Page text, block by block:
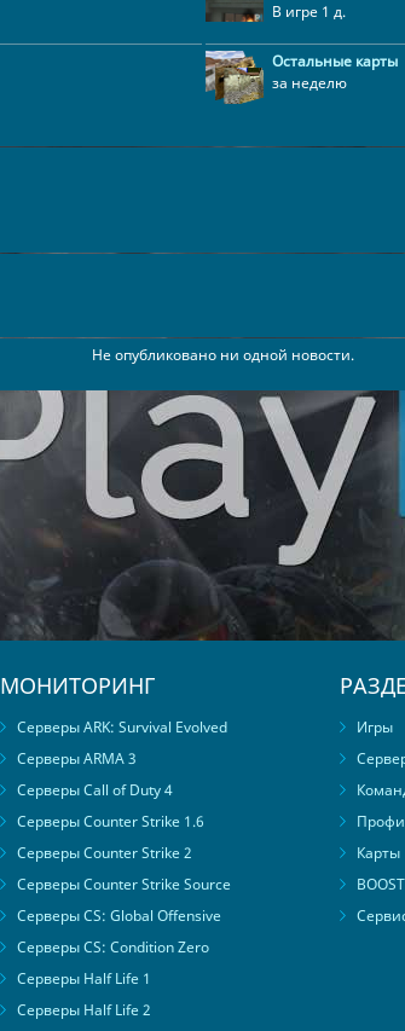
В игре 1 д.
Остальные карты
за неделю
Не опубликовано ни одной новости.
МОНИТОРИНГ
Серверы ARK: Survival Evolved
Серверы ARMA 3
Серверы Call of Duty 4
Серверы Counter Strike 1.6
Серверы Counter Strike 2
Серверы Counter Strike Source
Серверы CS: Global Offensive
Серверы CS: Condition Zero
Серверы Half Life 1
Серверы Half Life 2
Игры
Карты